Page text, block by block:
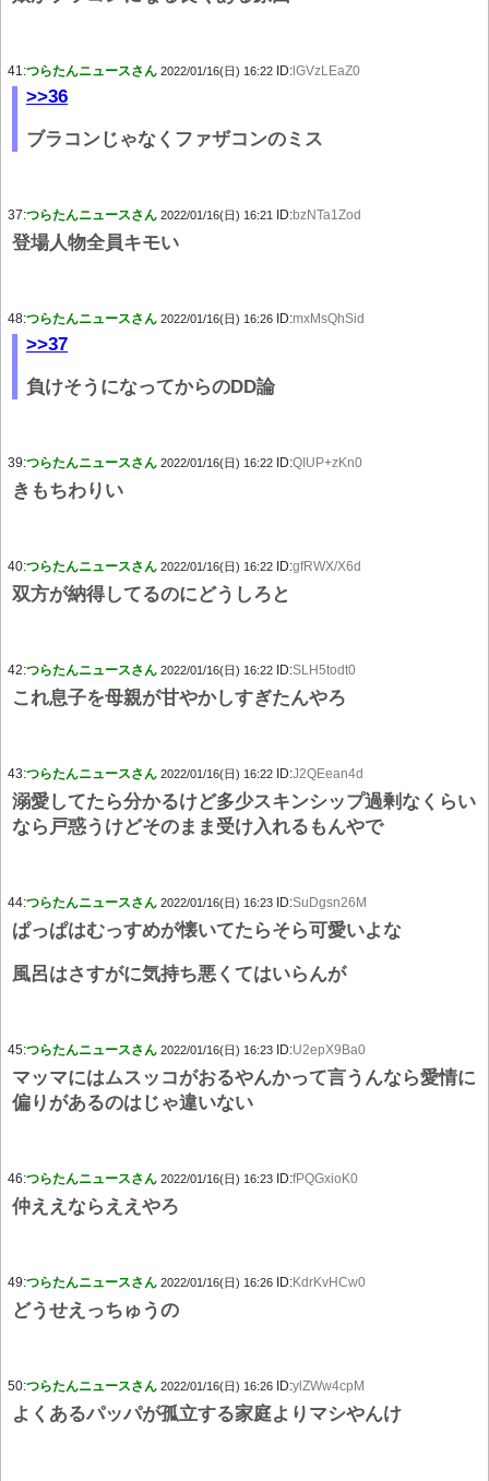
41:つらたんニュースさん 2022/01/16(日) 16:22 ID: lGVzLEaZ0
>>36
ブラコンじゃなくファザコンのミス
37:つらたんニュースさん 2022/01/16(日) 16:21 ID:bzNTa1Zod
登場人物全員キモい
48:つらたんニュースさん 2022/01/16(日) 16:26 ID:mxMsQhSid
>>37
負けそうになってからのDD論
39:つらたんニュースさん 2022/01/16(日) 16:22 ID:QIUP+zKn0
きもちわりい
40:つらたんニュースさん 2022/01/16(日) 16:22 ID:gfRWX/X6d
双方が納得してるのにどうしろと
42:つらたんニュースさん 2022/01/16(日) 16:22 ID:SLH5todt0
これ息子を母親が甘やかしすぎたんやろ
43:つらたんニュースさん 2022/01/16(日) 16:22 ID:J2QEean4d
溺愛してたら分かるけど多少スキンシップ過剰なくらい
なら戸惑うけどそのまま受け入れるもんやで
44:つらたんニュースさん 2022/01/16(日) 16:23 ID:SuDgsn26M
ぱっぱはむっすめが懐いてたらそら可愛いよな
風呂はさすがに気持ち悪くてはいらんが
45:つらたんニュースさん 2022/01/16(日) 16:23 ID:U2epX9Ba0
マッマにはムスッコがおるやんかって言うんなら愛情に
偏りがあるのはじゃ違いない
46:つらたんニュースさん 2022/01/16(日) 16:23 ID:fPQGxioK0
仲ええならええやろ
49:つらたんニュースさん 2022/01/16(日) 16:26 ID:KdrKvHCw0
どうせえっちゅうの
50:つらたんニュースさん 2022/01/16(日) 16:26 ID:ylZWw4cpM
よくあるパッパが孤立する家庭よりマシやんけ